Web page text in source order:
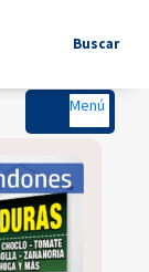
Buscar
Menú